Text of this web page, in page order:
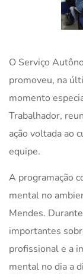
O Serviço
promoveu, na
momento
Trabalhador,
ação voltada ao
equipe.
A programação
mental no
Mendes.
importantes
profissional e a
mental no dia a